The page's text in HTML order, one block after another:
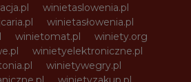
winietaslowenia.pl
winietasłowenia.pl
winietomat.pl
winiety.org
winietyelektroniczne.pl
winietywegry.pl